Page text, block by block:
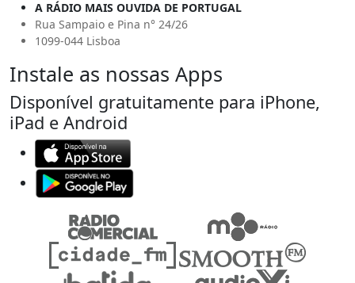
A RÁDIO MAIS OUVIDA DE PORTUGAL
Rua Sampaio e Pina n° 24/26
1099-044 Lisboa
Instale as nossas Apps
Disponível gratuitamente para iPhone,
iPad e Android